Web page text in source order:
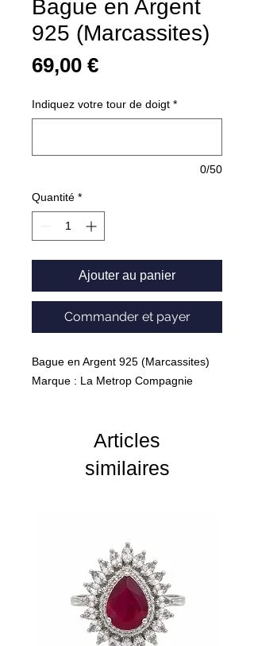
Bague en Argent
925 (Marcassites)
69,00 €Prix
Indiquez votre tour de doigt *
0/50
Quantité *
Ajouter au panier
Commander et payer
Bague en Argent 925 (Marcassites)
Marque : La Metrop Compagnie
Articles
similaires